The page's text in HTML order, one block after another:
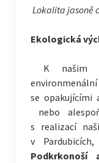
Lokalita jasoně
Ekologická
K našim
environmenální
se opakujícími
nebo
s realizací
v Pardubicích,